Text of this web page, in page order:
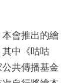
會推出的繪
中《咕咕
共傳播基金